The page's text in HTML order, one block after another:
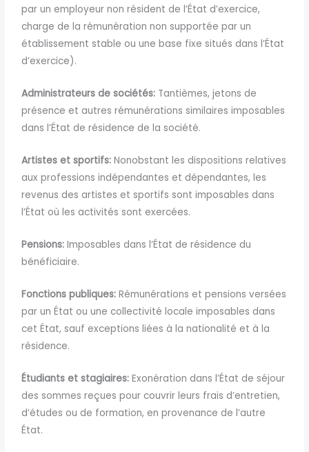
par un employeur non résident de l’État d’exercice,
charge de la rémunération non supportée par un
établissement stable ou une base fixe situés dans l’État
d’exercice).
Administrateurs de sociétés: Tantièmes, jetons de
présence et autres rémunérations similaires imposables
dans l’État de résidence de la société.
Artistes et sportifs: Nonobstant les dispositions relatives
aux professions indépendantes et dépendantes, les
revenus des artistes et sportifs sont imposables dans
l’État où les activités sont exercées.
Pensions: Imposables dans l’État de résidence du
bénéficiaire.
Fonctions publiques: Rémunérations et pensions versées
par un État ou une collectivité locale imposables dans
cet État, sauf exceptions liées à la nationalité et à la
résidence.
Étudiants et stagiaires: Exonération dans l’État de séjour
des sommes reçues pour couvrir leurs frais d’entretien,
d’études ou de formation, en provenance de l’autre
État.